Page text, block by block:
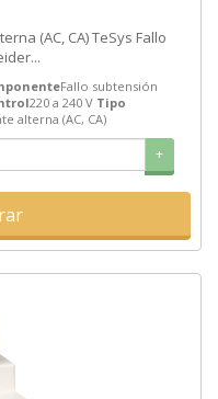
Fallo subtensión
220 a 240 V Tipo
alterna (AC, CA)
+